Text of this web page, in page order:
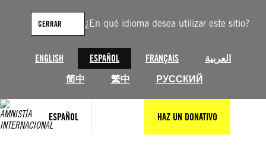
¿En qué idioma desea utilizar este sitio?
ENGLISH ESPAÑOL FRANÇAIS
العربية
简中
繁中 РУССКИЙ
CERRAR
ESPAÑOL HAZ UN DONATIVO
contenido